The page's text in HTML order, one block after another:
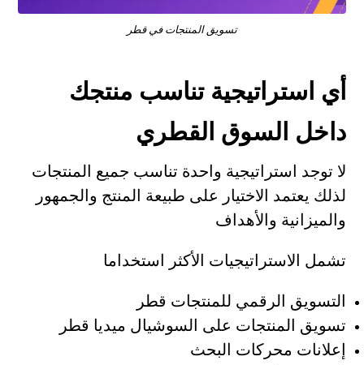
تسويق المنتجات في قطر
أي استراتيجية تناسب منتجك
داخل السوق القطري
لا توجد استراتيجية واحدة تناسب جميع المنتجات
لذلك يعتمد الاختيار على طبيعة المنتج والجمهور
والميزانية والأهداف
تشمل الاستراتيجيات الأكثر استخداما
التسويق الرقمي للمنتجات قطر
تسويق المنتجات على السوشيال ميديا قطر
إعلانات محركات البحث